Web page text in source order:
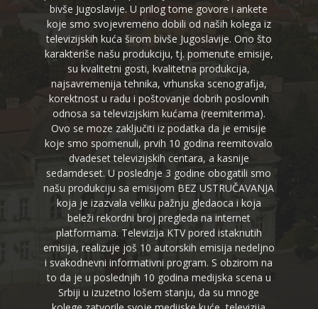
bivše Jugoslavije. U prilog tome govore i ankete
koje smo svojevremeno dobili od naših kolega iz
televizijskih kuća širom bivše Jugoslavije. Ono što
karakteriše našu produkciju, tj. pomenute emisije,
su kvalitetni gosti, kvalitetna produkcija,
najsavremenija tehnika, vrhunska scenografija,
korektnost u radu i poštovanje dobrih poslovnih
odnosa sa televizijskim kućama (reemiterima).
Ovo se moze zaključiti iz podatka da je emisije
koje smo spomenuli, prvih 10 godina reemitovalo
dvadeset televizijskih centara, a kasnije
sedamdeset. U poslednje 3 godine obogatili smo
našu produkciju sa emisijom BEZ USTRUČAVANJA
koja je izazvala veliku pažnju gledaoca i koja
beleži rekordni broj pregleda na internet
platformama. Televizija KTV pored istaknutih
emisija, realizuje još 10 autorskih emisija nedeljno
i svakodnevni informativni program. S obzirom na
to da je u poslednjih 10 godina medijska scena u
Srbiji u izuzetno lošem stanju, da su mnoge